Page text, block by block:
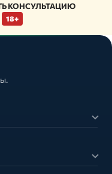
КОНСУЛЬТАЦИЮ
18+